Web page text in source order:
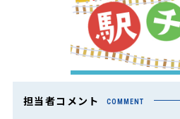
担当者コメント COMMENT